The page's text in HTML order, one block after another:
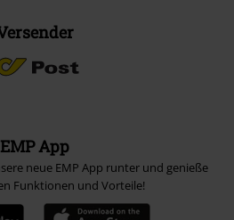
EMP App
neue EMP App runter und genieße
Funktionen und Vorteile!